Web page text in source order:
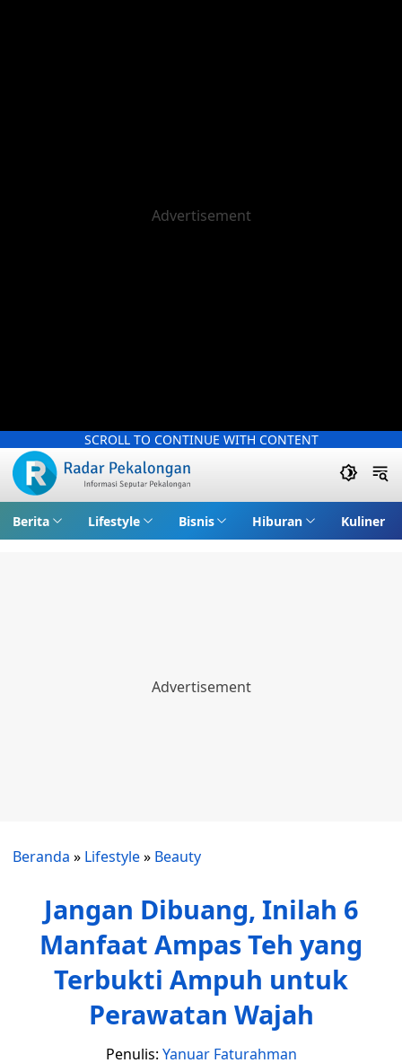
SCROLL TO CONTINUE WITH CONTENT
Berita Lifestyle Bisnis Hiburan Kuliner
Beranda » Lifestyle» Beauty
Jangan Dibuang, Inilah 6
Manfaat Ampas Teh yang
Terbukti Ampuh untuk
Perawatan Wajah
Penulis: Yanuar Faturahman